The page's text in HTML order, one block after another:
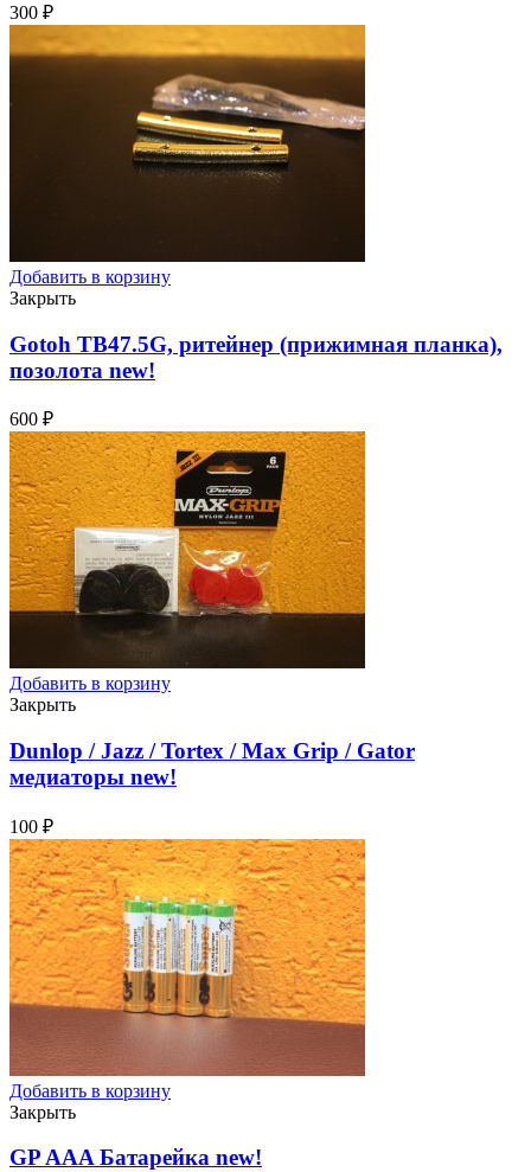
300 ₽
Добавить в корзину
Закрыть
Gotoh TB47.5G, ритейнер (прижимная планка),
позолота new!
600 ₽
Добавить в корзину
Закрыть
Dunlop / Jazz / Tortex / Max Grip / Gator
медиаторы new!
100 ₽
Добавить в корзину
Закрыть
GP AAA Батарейка new!